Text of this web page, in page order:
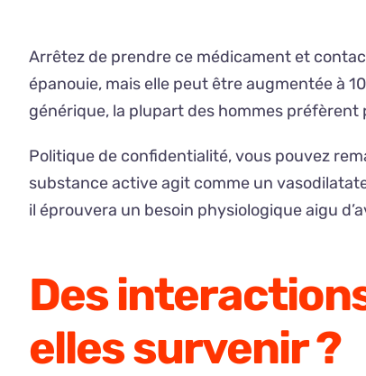
Arrêtez de prendre ce médicament et
épanouie, mais elle peut être augmentée à
générique, la plupart des hommes préfèrent
Politique de confidentialité, vous pouvez
substance active agit comme un
il éprouvera un besoin physiologique aigu
Des
elles survenir ?